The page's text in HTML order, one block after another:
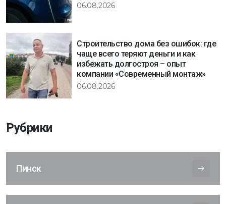
06.08.2026
Строительство дома без ошибок: где
чаще всего теряют деньги и как
избежать долгостроя – опыт
компании «Современный монтаж»
06.08.2026
Рубрики
Пинск